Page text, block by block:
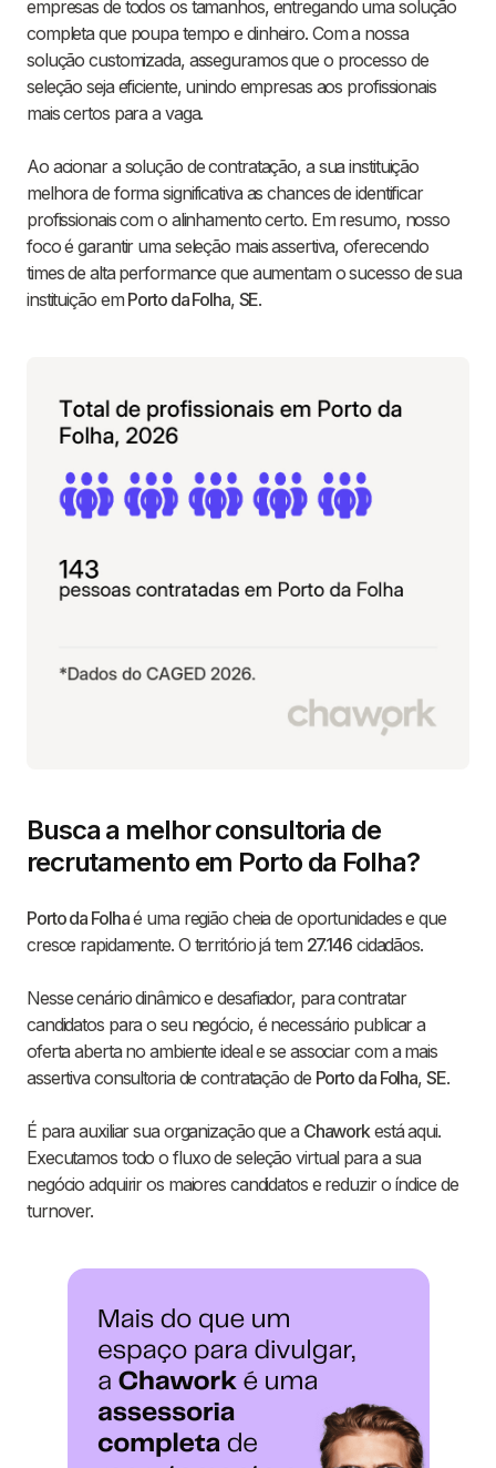
empresas de todos os tamanhos, entregando uma solução
completa que poupa tempo e dinheiro. Com a nossa
solução customizada, asseguramos que o processo de
seleção seja eficiente, unindo empresas aos profissionais
mais certos para a vaga.
Ao acionar a solução de contratação, a sua instituição
melhora de forma significativa as chances de identificar
profissionais com o alinhamento certo. Em resumo, nosso
foco é garantir uma seleção mais assertiva, oferecendo
times de alta performance que aumentam o sucesso de sua
instituição em Porto da Folha, SE.
Busca a melhor consultoria de
recrutamento em Porto da Folha?
Porto da Folhaé uma região cheia de oportunidades e que
cresce rapidamente. O território já tem 27.146cidadãos.
Nesse cenário dinâmico e desafiador, para contratar
candidatos para o seu negócio, é necessário publicar a
oferta aberta no ambiente ideal e se associar com a mais
assertiva consultoria de contratação de Porto da Folha, SE.
É para auxiliar sua organização que a Chaworkestá aqui.
Executamos todo o fluxo de seleção virtual para a sua
negócio adquirir os maiores candidatos e reduzir o índice de
turnover.